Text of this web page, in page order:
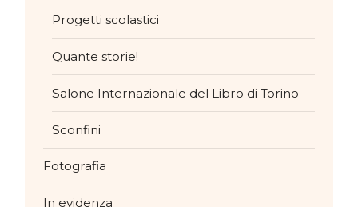
Progetti scolastici
Quante storie!
Salone Internazionale del Libro di Torino
Sconfini
Fotografia
In evidenza